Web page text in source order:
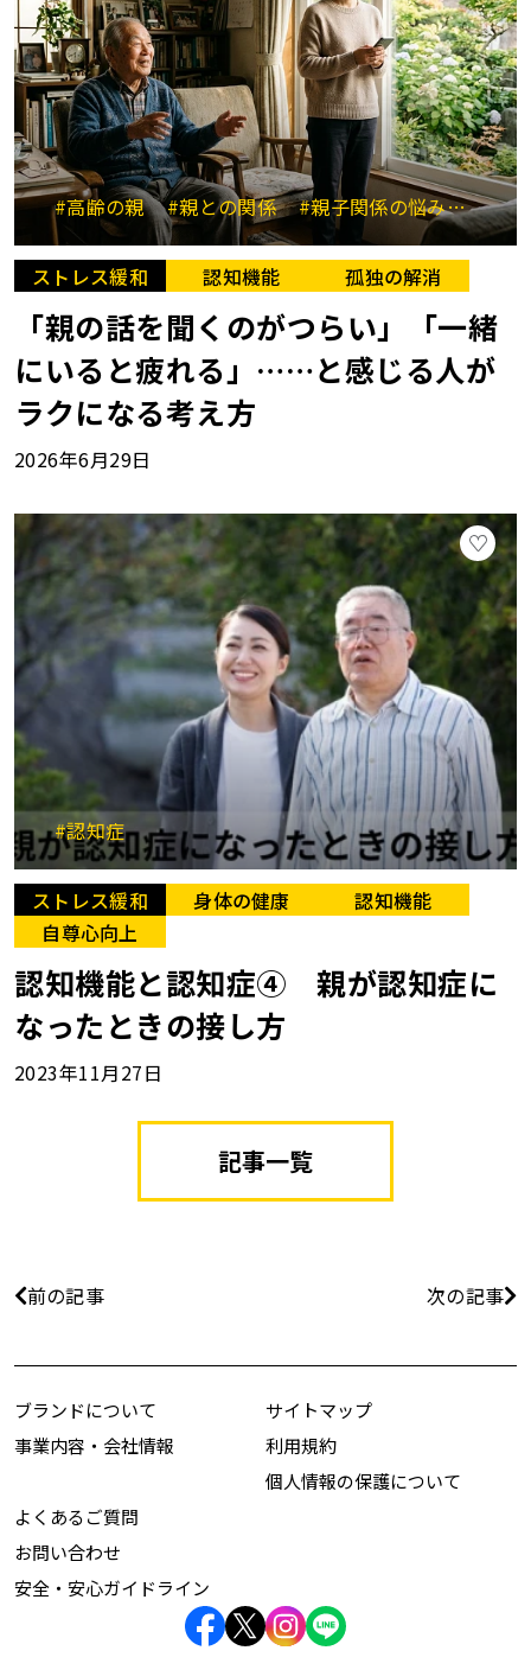
#高齢の親 #親との関係 #親子関係の悩み #コミ
ストレス緩和 認知機能 孤独の解消
「親の話を聞くのがつらい」「一緒
にいると疲れる」……と感じる人が
ラクになる考え方
2026年6月29日
#認知症
ストレス緩和 身体の健康
認知機能
自尊心向上
認知機能と認知症④ 親が認知症に
なったときの接し方
2023年11月27日
記事一覧
前の記事 次の記事
ブランドについて
事業内容・会社情報
サイトマップ
利用規約
個人情報の保護について
よくあるご質問
お問い合わせ
安全・安心ガイドライン